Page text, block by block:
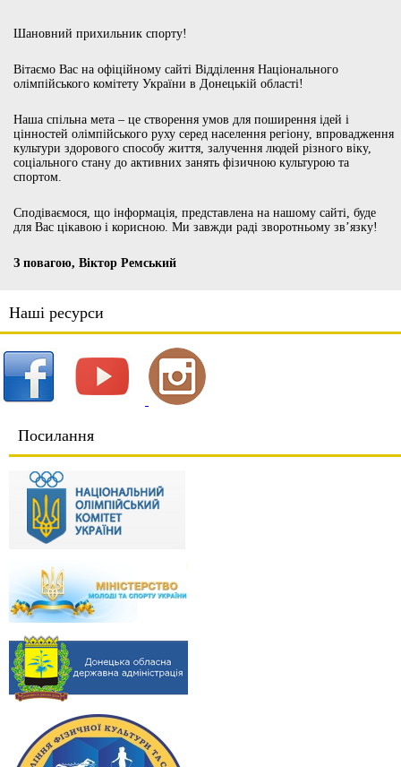
Шановний прихильник спорту!
Вітаємо Вас на офіційному сайті Відділення Національного
олімпійського комітету України в Донецькій області!
Наша спільна мета – це створення умов для поширення ідей і
цінностей олімпійського руху серед населення регіону, впровадження
культури здорового способу життя, залучення людей різного віку,
соціального стану до активних занять фізичною культурою та
спортом.
Сподіваємося, що інформація, представлена на нашому сайті, буде
для Вас цікавою і корисною. Ми завжди раді зворотньому зв’язку!
З повагою, Віктор Ремський
Наші ресурси
Посилання